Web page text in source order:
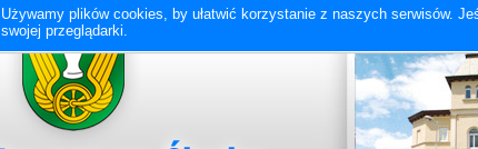
Używamy plików cookies, by ułatwić korzystanie z naszych serwisów.
swojej przeglądarki.